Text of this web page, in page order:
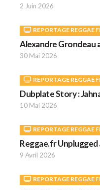
2 Juin 2026
REPORTAGE REGGAE
Alexandre Grondeau
30 Mai 2026
REPORTAGE REGGAE
Dubplate Story :
10 Mai 2026
REPORTAGE REGGAE
Reggae.fr Unplugged
9 Avril 2026
REPORTAGE REGGAE